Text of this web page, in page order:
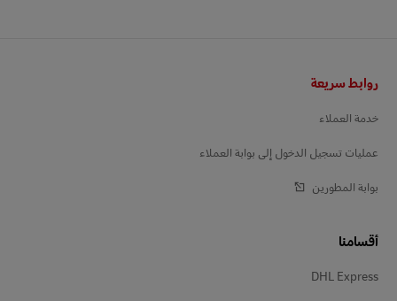
روابط سريعة
خدمة العملاء
عمليات تسجيل الدخول إلى بوابة العملاء
بوابة المطورين
أقسامنا
DHL Express